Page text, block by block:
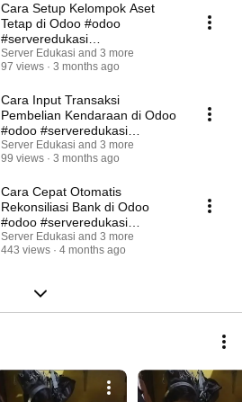
Cara Setup Kelompok Aset
Tetap di Odoo #odoo
#serveredukasi
#odooindonesia #spreadsheets
#akuntansi
Server Edukasi and 3 more
97 views
3 months ago
Cara Input Transaksi
Pembelian Kendaraan di Odoo
#odoo #serveredukasi
#odooindonesia #akuntansi
Server Edukasi and 3 more
99 views
3 months ago
Cara Cepat Otomatis
Rekonsiliasi Bank di Odoo
#odoo #serveredukasi
#odooindonesia #akuntansi
Server Edukasi and 3 more
443 views
4 months ago